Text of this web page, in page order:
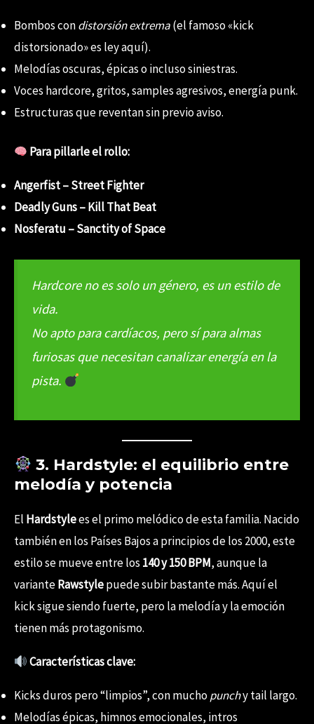
Bombos condistorsión extrema(el famoso «kick
distorsionado» es ley aquí).
Melodías oscuras, épicas o incluso siniestras.
Voces hardcore, gritos, samples agresivos, energía punk.
Estructuras que reventan sin previo aviso.
Para pillarle el rollo:
Angerfist – Street Fighter
Deadly Guns – Kill That Beat
Nosferatu – Sanctity of Space
Hardcore no es solo un género, es un estilo de
vida.
No apto para cardíacos, pero sí para almas
furiosas que necesitan canalizar energía en la
pista.
3. Hardstyle: el equilibrio entre
melodía y potencia
El Hardstylees el primo melódico de esta familia. Nacido
también en los Países Bajos a principios de los 2000, este
estilo se mueve entre los 140 y 150 BPM, aunque la
varianteRawstylepuede subir bastante más. Aquí el
kick sigue siendo fuerte, pero la melodía y la emoción
tienen más protagonismo.
Características clave:
Kicks duros pero “limpios”, con muchopunchy tail largo.
Melodías épicas, himnos emocionales, intros